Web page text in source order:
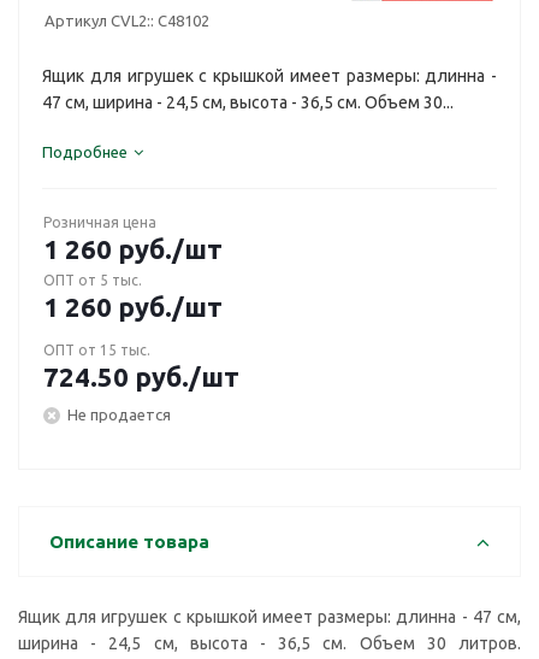
Артикул CVL2:: С48102
Ящик для игрушек с крышкой имеет размеры: длинна -
47 см, ширина - 24,5 см, высота - 36,5 см. Объем 30...
Подробнее
Розничная цена
1 260 руб./шт
ОПТ от 5 тыс.
1 260 руб./шт
ОПТ от 15 тыс.
724.50 руб./шт
Не продается
Описание товара
Ящик для игрушек с крышкой имеет размеры: длинна - 47 см,
ширина - 24,5 см, высота - 36,5 см. Объем 30 литров.